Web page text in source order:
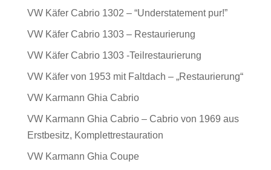
VW Käfer Cabrio 1302 – “Understatement pur!”
VW Käfer Cabrio 1303 – Restaurierung
VW Käfer Cabrio 1303 -Teilrestaurierung
VW Käfer von 1953 mit Faltdach – „Restaurierung“
VW Karmann Ghia Cabrio
VW Karmann Ghia Cabrio – Cabrio von 1969 aus
Erstbesitz, Komplettrestauration
VW Karmann Ghia Coupe